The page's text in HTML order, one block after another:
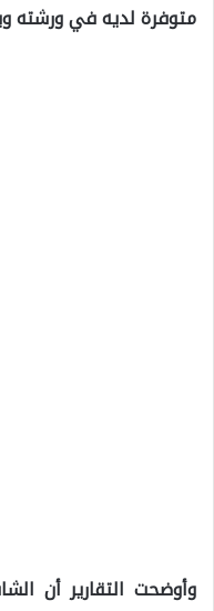
متوفرة لديه في ورشته
وأوضحت التقارير أن